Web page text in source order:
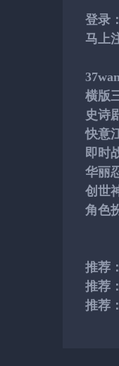
登录
马上
横版
史诗
快意
即时
华丽
创世
角色
推荐
推荐
推荐